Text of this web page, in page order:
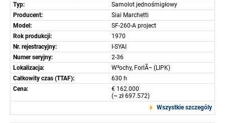
Typ:
Samolot jednośmigłowy
Producent:
Siai Marchetti
Model:
SF-260-A project
Rok produkcji:
1970
Nr. rejestracyjny:
I-SYAI
Numer seryjny:
2-36
Lokalizacja:
W³ochy, ForlÃ¬ (LIPK)
Całkowity czas (TTAF):
630 h
Cena:
€ 162.000
(~ zł 697.572)
Wszystkie szczególy